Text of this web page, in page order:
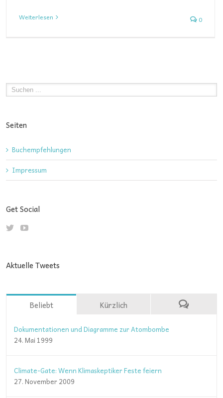
Weiterlesen 0
Seiten
Buchempfehlungen
Impressum
Get Social
Aktuelle Tweets
Beliebt Kürzlich
Dokumentationen und Diagramme zur Atombombe
24. Mai 1999
Climate-Gate: Wenn Klimaskeptiker Feste feiern
27. November 2009